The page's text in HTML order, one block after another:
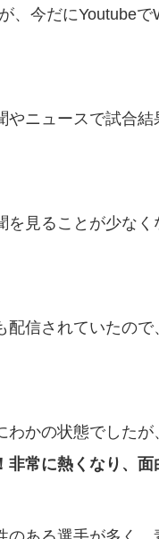
、今だにYoutube
ニュースで試合
見ることが少な
信されていたの
かの状態でしたが
常に熱くなり、面